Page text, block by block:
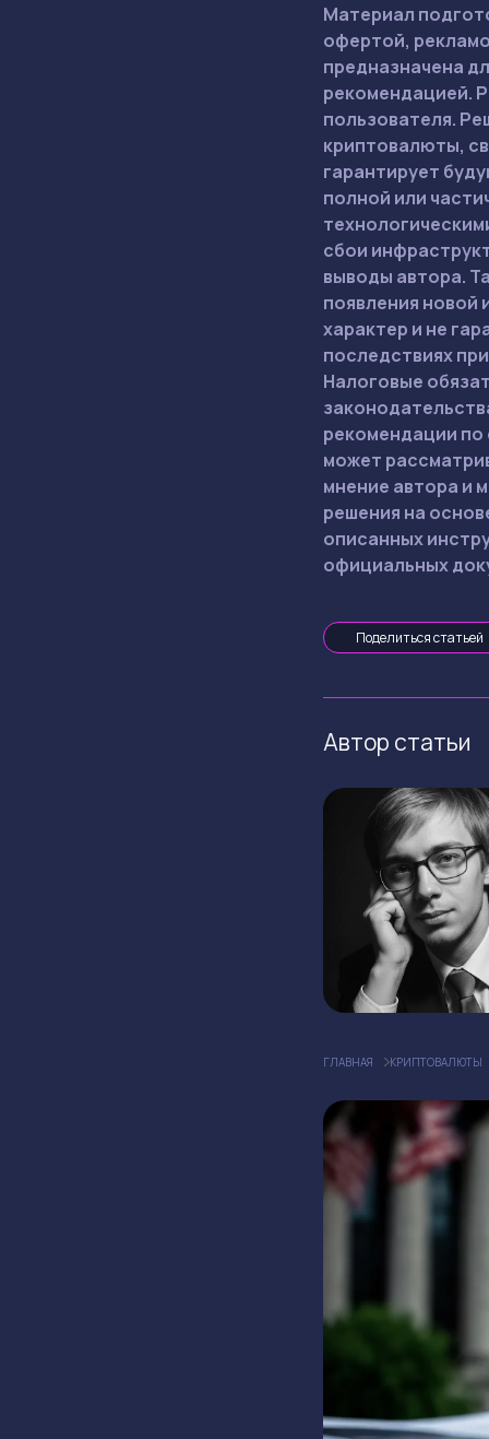
Материал
офертой,
предназначена
рекомендацией.
пользователя.
криптовалюты,
гарантирует
полной или
сбои
выводы автора.
появления новой
характер и не
последствиях
Налоговые
рекомендации
может
мнение автора и
решения на
описанных
официальных
Поделиться статьей
Автор статьи
ГЛАВНАЯ КРИПТОВАЛЮТЫ